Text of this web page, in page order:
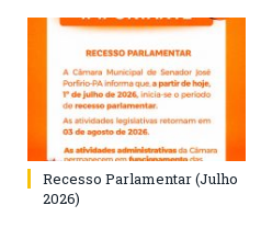
Recesso Parlamentar (Julho
2026)